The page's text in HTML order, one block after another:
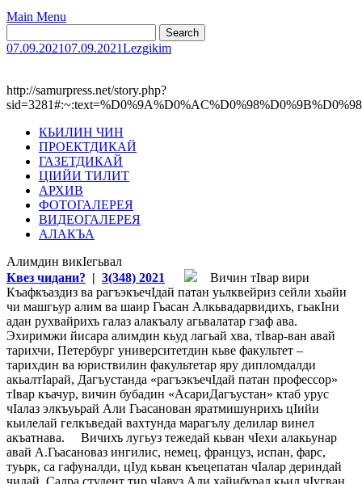
Main Menu
07.09.202107.09.2021Lezgikim
http://samurpress.net/story.php?
КЬИЛИН ЧИН
ПРОЕКТДИКАЙ
ГАЗЕТДИКАЙ
ЦIИЙИ ТИЛИТ
АРХИВ
ФОТОГАЛЕРЕЯ
ВИДЕОГАЛЕРЕЯ
АЛАКЪА
Алимдин викIегьвал
Квез чидани? | 3(348) 2021
Вичин тIвар вири
Къафкъаздиз ва рагъэкъечIдай патан уьлквейриз сейли хьайи
чи машгьур алим ва шаир Гьасан Алкьвадарвидихъ, гьакIни
адан рухвайрихъ галаз алакъалу агьвалатар гзаф ава.
Эхиримжи йисара алимдин кьуд лагьай хва, тIвар-ван авай
тарихчи, Петербург университетдин кьве факультет –
тарихдин ва юриствилин факультетар яру дипломдалди
акьалтIарай, Дагъустанда «рагъэкъечIдай патан профессор»
тIвар къачур, вичин бубадин «АсариДагъустан» ктаб урус
чIалаз элкъуьрай Али Гьасанован яратмишунрихъ цIийи
кьилелай гелкъведай вахтунда марагълу делилар винел
акъатнава. Вичихъ лугьуз тежедай кьван чIехи алакьунар
авай А.Гьасановаз ингилис, немец, француз, испан, фарс,
туьрк, са гафуналди, цIуд кьван къецепатан чIалар дериндай
чидай. Садра студент тир чIавуз Али хайибурал кьил чIугван